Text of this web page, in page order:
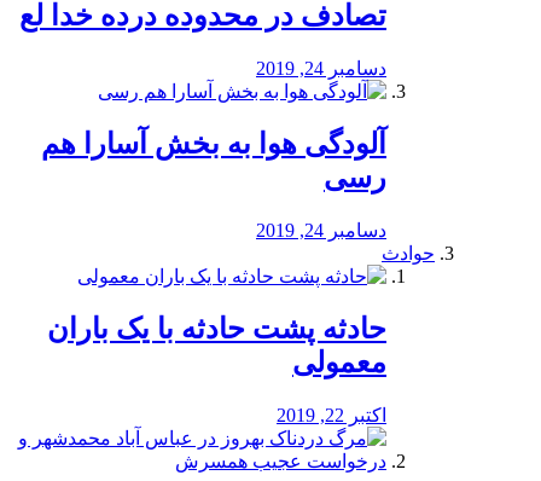
تصادف در محدوده درده خدا لع
دسامبر 24, 2019
آلودگی هوا به بخش آسارا هم
رسی
دسامبر 24, 2019
حوادث
️حادثه پشت حادثه با یک باران
معمولی
اکتبر 22, 2019